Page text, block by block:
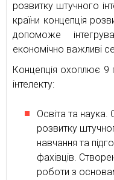
розвитку штучного
країни концепція
допоможе
економічно важливі
Концепція охоплює 9
інтелекту:
Освіта та наука.
розвитку
навчання та
фахівців.
роботи з